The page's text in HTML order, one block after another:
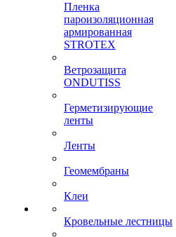
Пленка
пароизоляционная
армированная
STROTEX
Ветрозащита
ONDUTISS
Герметизирующие
ленты
Ленты
Геомембраны
Клеи
Кровельные лестницы